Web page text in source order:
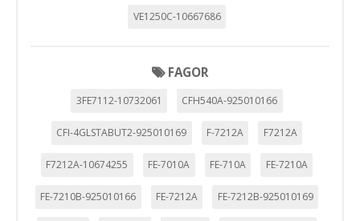
VE1250C-10667686
FAGOR
3FE7112-10732061 CFH540A-925010166
CFI-4GLSTABUT2-925010169 F-7212A F7212A
F7212A-10674255 FE-7010A FE-710A FE-7210A
FE-7210B-925010166 FE-7212A FE-7212B-925010169